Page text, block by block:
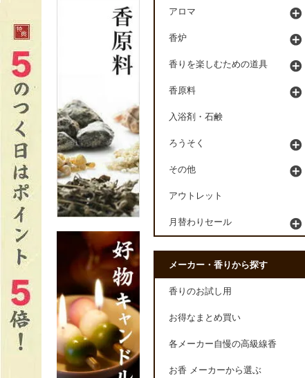
アロマ
香炉
香りを楽しむための道具
香原料
入浴剤・石鹸
ろうそく
その他
アウトレット
月替わりセール
メーカー・香りから探す
香りのお試し用
お得なまとめ買い
各メーカー自慢の高級線香
お香 メーカーから選ぶ